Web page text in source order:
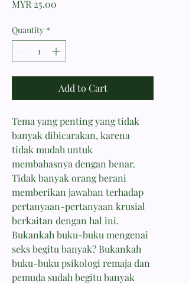
MYR 25.00
Quantity *
Add to Cart
Tema yang penting yang tidak
banyak dibicarakan, karena
tidak mudah untuk
membahasnya dengan benar.
Tidak banyak orang berani
memberikan jawaban terhadap
pertanyaan-pertanyaan krusial
berkaitan dengan hal ini.
Bukankah buku-buku mengenai
seks begitu banyak? Bukankah
buku-buku psikologi remaja dan
pemuda sudah begitu banyak